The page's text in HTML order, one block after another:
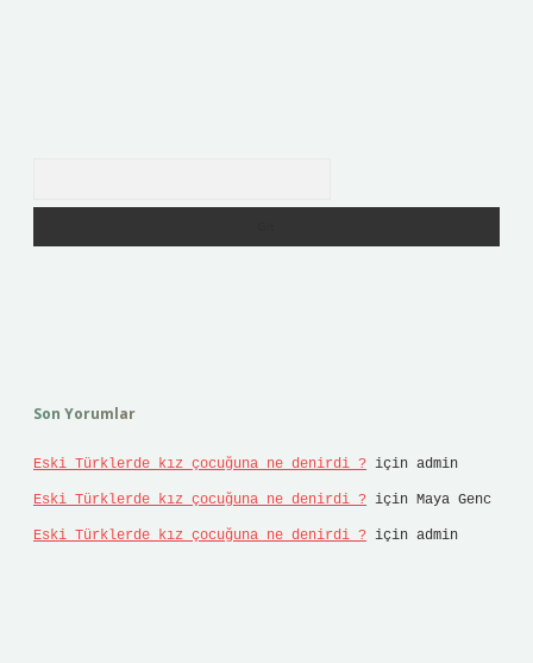
Son Yorumlar
Eski Türklerde kız çocuğuna ne denirdi ? için admin
Eski Türklerde kız çocuğuna ne denirdi ? için Maya Genc
Eski Türklerde kız çocuğuna ne denirdi ? için admin